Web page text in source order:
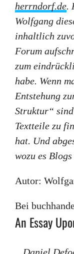
herrndorf.de.
Wolfgang
inhaltlich
Forum
zum
habe. Wenn
Entstehung
Struktur“
Textteile zu
hat. Und
wozu es
Autor:
Bei
An Essay